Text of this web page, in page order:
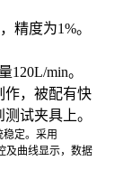
，精度为1%。
120L/min。
作，被配有快
试夹具上。
定。采用
及曲线显示，数据